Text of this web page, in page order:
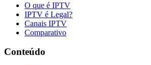
O que é IPTV
IPTV é Legal?
Canais IPTV
Comparativo
Conteúdo